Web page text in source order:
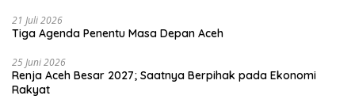
21 Juli 2026
Tiga Agenda Penentu Masa Depan Aceh
25 Juni 2026
Renja Aceh Besar 2027; Saatnya Berpihak pada Ekonomi
Rakyat